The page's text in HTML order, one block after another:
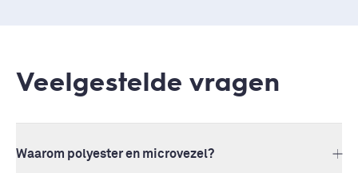
Veelgestelde vragen
Waarom polyester en microvezel?